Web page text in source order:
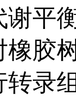
平
橡胶
转录